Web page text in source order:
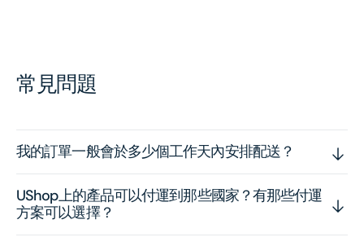
常見問題
我的訂單一般會於多少個工作天內安排配送？
UShop上的產品可以付運到那些國家？有那些付運
方案可以選擇？